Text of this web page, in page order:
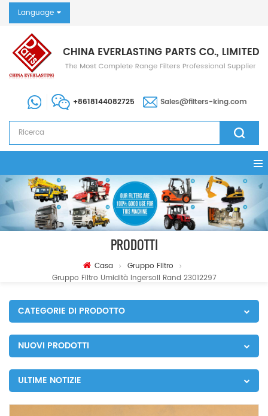
Language
+8618144082725 Sales@filters-king.com
PRODOTTI
Casa
Gruppo Filtro
Gruppo Filtro Umidità Ingersoll Rand 23012297
CATEGORIE DI PRODOTTO
NUOVI PRODOTTI
ULTIME NOTIZIE